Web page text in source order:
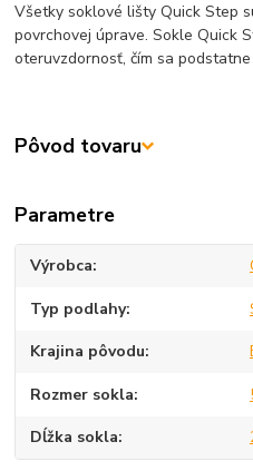
Všetky soklové lišty Quick Step
povrchovej úprave. Sokle Quick
oteruvzdornosť, čím sa
Pôvod tovaru
Parametre
Výrobca
Typ podlahy
Krajina pôvodu
Rozmer sokla
Dĺžka sokla